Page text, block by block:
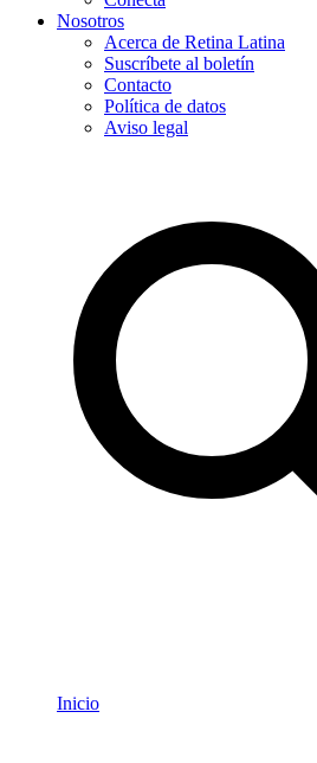
Nosotros
Acerca de Retina Latina
Suscríbete al boletín
Contacto
Política de datos
Aviso legal
Inicio